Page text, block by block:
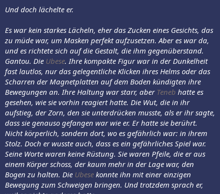
Und doch lächelte er.
Es war kein starkes Lächeln, eher das Zucken eines Gesichts, das
zu müde war, um Masken perfekt aufzusetzen. Aber es war da,
und es richtete sich auf die Gestalt, die ihm gegenüberstand.
Gantou. Die Ubese. Ihre kompakte Figur war in der Dunkelheit
fast lautlos, nur das gelegentliche Klicken ihres Helms oder das
Scharren der Magnetplatten auf dem Boden kündigten ihre
Bewegungen an. Ihre Haltung war starr, aber Teneb hatte es
gesehen, wie sie vorhin reagiert hatte. Die Wut, die in ihr
aufstieg, der Zorn, den sie unterdrücken musste, als er ihr sagte,
dass sie genauso gefangen war wie er. Er hatte sie berührt.
Nicht körperlich, sondern dort, wo es gefährlich war: in ihrem
Stolz. Doch er wusste auch, dass es ein gefährliches Spiel war.
Seine Worte waren keine Rüstung. Sie waren Pfeile, die er aus
einem Körper schoss, der kaum mehr in der Lage war, den
Bogen zu halten. Die Ubese konnte ihn mit einer einzigen
Bewegung zum Schweigen bringen. Und trotzdem sprach er,